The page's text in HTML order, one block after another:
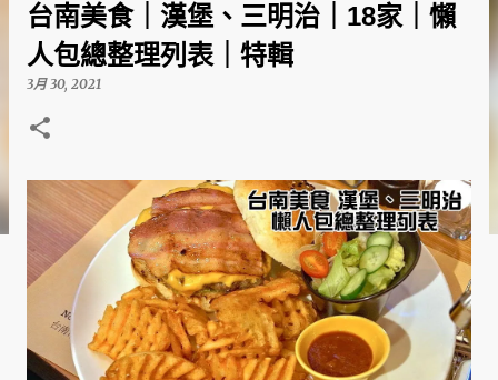
台南美食｜漢堡、三明治｜18家｜懶
人包總整理列表｜特輯
3月 30, 2021